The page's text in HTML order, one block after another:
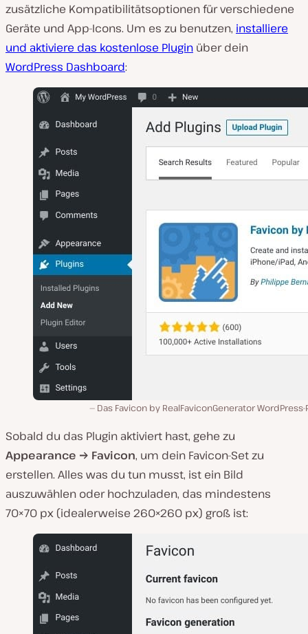
zusätzliche Kompatibilitätsoptionen für verschiedene
Geräte und App-Icons. Um es zu benutzen, installiere
und aktiviere das kostenlose Plugin über dein
WordPress Dashboard:
Das Favicon by RealFaviconGenerator WordPress-
Sobald du das Plugin aktiviert hast, gehe zu
Appearance → Favicon, um dein Favicon-Set zu
erstellen. Alles was du tun musst, ist ein Bild
auszuwählen oder hochzuladen, das mindestens
70×70 px (idealerweise 260×260 px) groß ist: